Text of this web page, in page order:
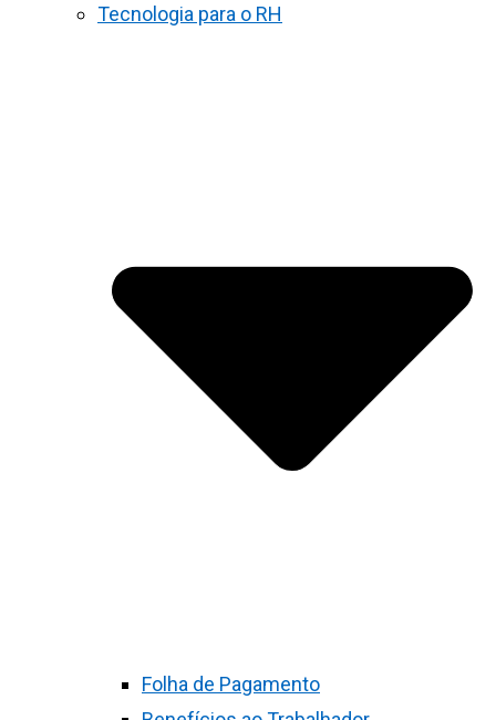
Tecnologia para o RH
Folha de Pagamento